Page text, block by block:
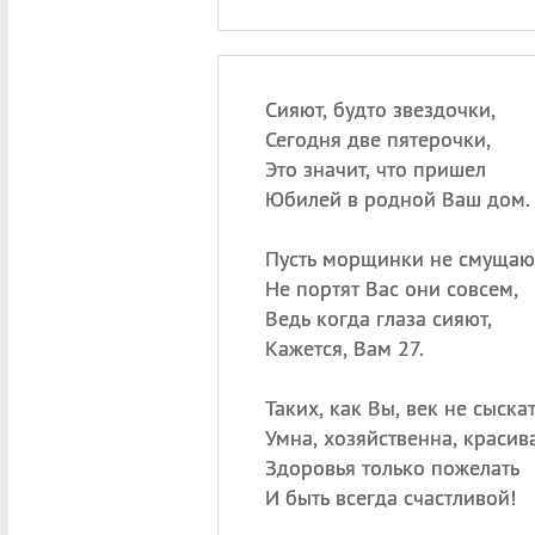
Сияют, будто звездочки,
Сегодня две пятерочки,
Это значит, что пришел
Юбилей в родной Ваш дом.
Пусть морщинки не
Не портят Вас они совсем,
Ведь когда глаза сияют,
Кажется, Вам 27.
Таких, как Вы, век не
Умна, хозяйственна,
Здоровья только пожелать
И быть всегда счастливой!